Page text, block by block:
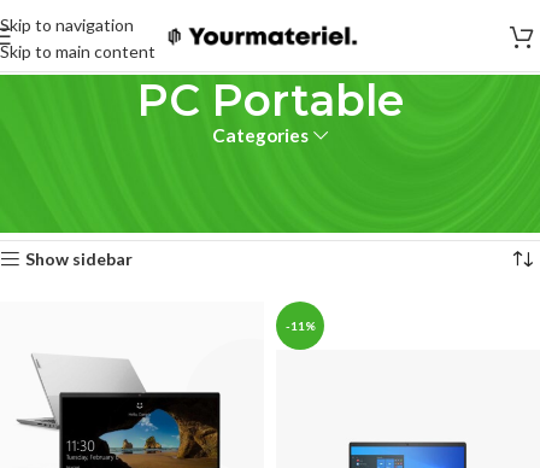
Skip to navigation
Skip to main content
PC Portable
Categories
Show sidebar
-11%